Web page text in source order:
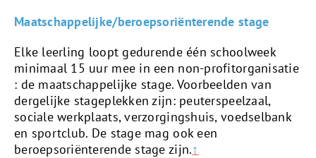
Maatschappelijke/beroepsoriënterende stage
Elke leerling loopt gedurende één schoolweek
minimaal 15 uur mee in een non-profitorganisatie
: de maatschappelijke stage. Voorbeelden van
dergelijke stageplekken zijn: peuterspeelzaal,
sociale werkplaats, verzorgingshuis, voedselbank
en sportclub. De stage mag ook een
beroepsoriënterende stage zijn.↑